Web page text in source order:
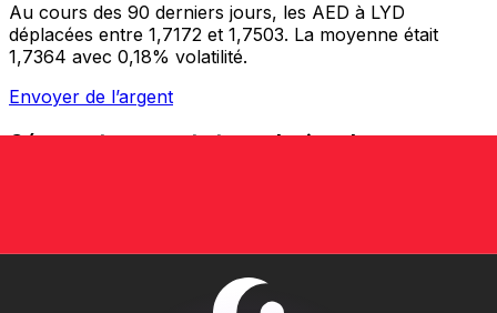
Au cours des 90 derniers jours, les AED à LYD
déplacées entre 1,7172 et 1,7503. La moyenne était
1,7364 avec 0,18% volatilité.
Envoyer de l’argent
Gérez votre argent et vos devises lorsque vous
et la gestion de vos devises. Convertissez des devises,
programmez des alertes de taux et transférez de
l'argent à l'étranger sans frais cachés. Téléchargez